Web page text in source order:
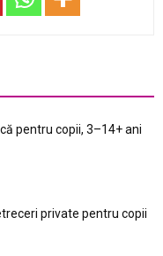
pentru copii, 3–14+ ani
private pentru copii